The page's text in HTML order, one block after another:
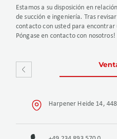
Estamos a su disposición en
de succión e ingeniería. Tras
contacto con usted para encontrar
Póngase en contacto con nosotros!
Harpener Heide 14,